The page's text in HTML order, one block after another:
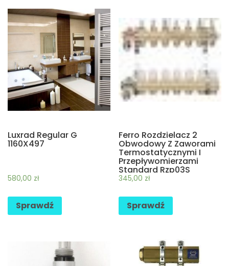
Luxrad Regular G
1160X497
580,00 zł
Sprawdź
Ferro Rozdzielacz 2
Obwodowy Z Zaworami
Termostatycznymi I
Przepływomierzami
Standard Rzp03S
345,00 zł
Sprawdź